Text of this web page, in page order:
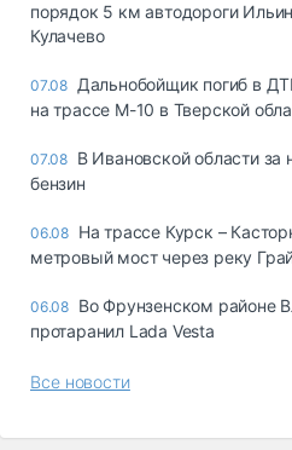
порядок 5 км автодороги
Кулачево
07.08 Дальнобойщик погиб в
на трассе М-10 в Тверской
07.08 В Ивановской области
бензин
06.08 На трассе Курск –
метровый мост через реку
06.08 Во Фрунзенском районе
протаранил Lada Vesta
Все новости